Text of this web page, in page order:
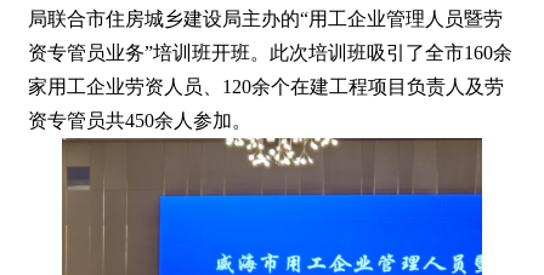
局联合市住房城乡建设局主办的“用工企业管理人员暨劳
资专管员业务”培训班开班。此次培训班吸引了全市160余
家用工企业劳资人员、120余个在建工程项目负责人及劳
资专管员共450余人参加。